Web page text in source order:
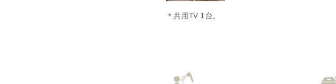
＊共用TV 1台。